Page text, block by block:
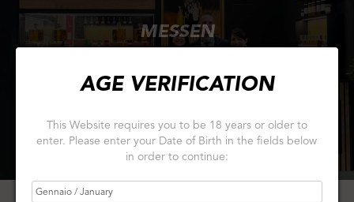
MESSEN
AGE VERIFICATION
This Website requires you to be 18 years or older to
enter. Please enter your Date of Birth in the fields below
in order to continue: